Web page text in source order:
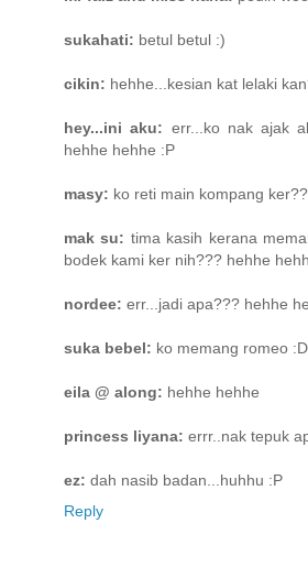
sukahati: betul betul :)
cikin: hehhe...kesian kat lelaki
hey...ini aku: err...ko nak ajak
hehhe hehhe :P
masy: ko reti main kompang
mak su: tima kasih kerana
bodek kami ker nih??? hehhe
nordee: err...jadi apa??? hehhe
suka bebel: ko memang romeo :D
eila @ along: hehhe hehhe
princess liyana: errr..nak tepuk
ez: dah nasib badan...huhhu :P
Reply